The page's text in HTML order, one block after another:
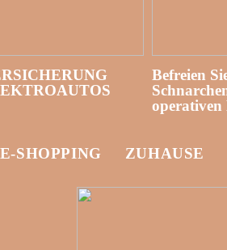
Befreien
SHOPPING ZUHAUSE